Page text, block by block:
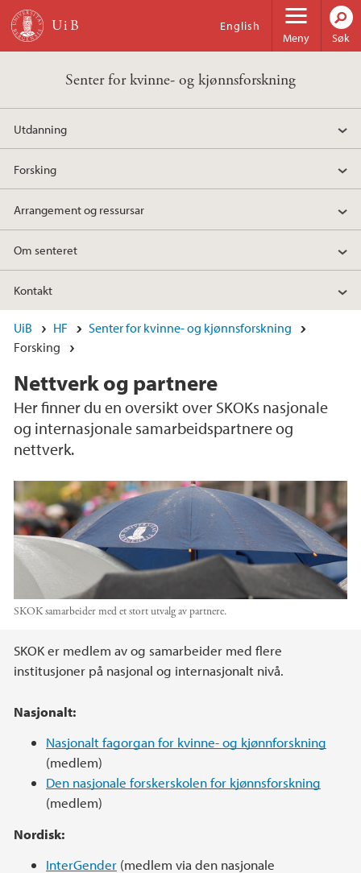
Hopp til hovedinnhold
Meny
English
Søk
Senter for kvinne- og kjønnsforskning
Utdanning
Forsking
Arrangement og ressursar
Om senteret
Kontakt
UiB HF
Senter for kvinne- og kjønnsforskning
Forsking
Nettverk og partnere
Her finner du en oversikt over SKOKs nasjonale
og internasjonale samarbeidspartnere og
nettverk.
SKOK samarbeider med et stort utvalg av partnere.
Hovedinnhold
SKOK er medlem av og samarbeider med flere
institusjoner på nasjonal og internasjonalt nivå.
Nasjonalt:
Nasjonalt fagorgan for kvinne- og kjønnforskning
(medlem)
Den nasjonale forskerskolen for kjønnsforskning
(medlem)
Nordisk:
InterGender (medlem via den nasjonale